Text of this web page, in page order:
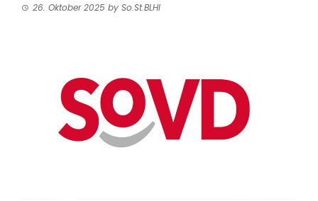
26. Oktober 2025 by So.St.BLHI